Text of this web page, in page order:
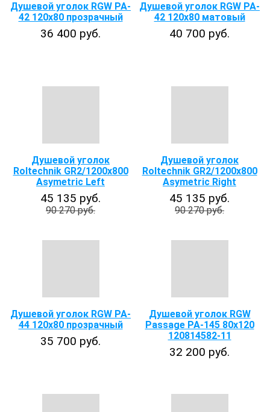
Душевой уголок RGW PA-
42 120х80 прозрачный
36 400 руб.
Душевой уголок RGW PA-
42 120x80 матовый
40 700 руб.
Душевой уголок
Roltechnik GR2/1200x800
Asymetric Left
45 135 руб.
90 270 руб.
Душевой уголок
Roltechnik GR2/1200x800
Asymetric Right
45 135 руб.
90 270 руб.
Душевой уголок RGW PA-
44 120x80 прозрачный
35 700 руб.
Душевой уголок RGW
Passage PA-145 80х120
120814582-11
32 200 руб.